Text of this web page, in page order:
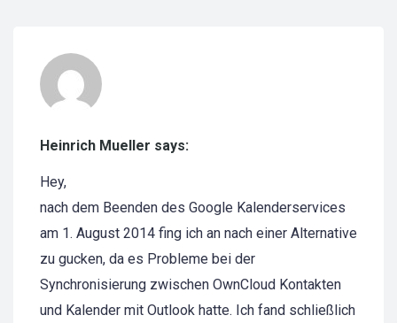
Heinrich Mueller says:
Hey,
nach dem Beenden des Google Kalenderservices
am 1. August 2014 fing ich an nach einer Alternative
zu gucken, da es Probleme bei der
Synchronisierung zwischen OwnCloud Kontakten
und Kalender mit Outlook hatte. Ich fand schließlich